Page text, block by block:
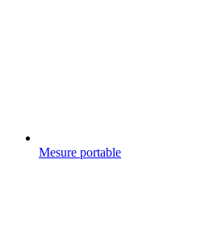
Mesure portable